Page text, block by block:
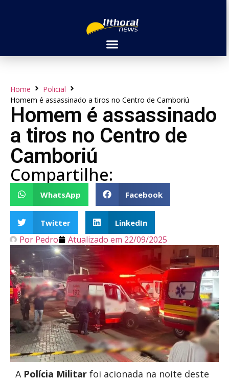
Home
Policial
Homem é assassinado a tiros no Centro de Camboriú
Homem é assassinado
a tiros no Centro de
Camboriú
Compartilhe:
WhatsApp Facebook
Twitter LinkedIn
Por Pedro Atualizado em 22/09/2025
A Polícia Militar foi acionada na noite deste